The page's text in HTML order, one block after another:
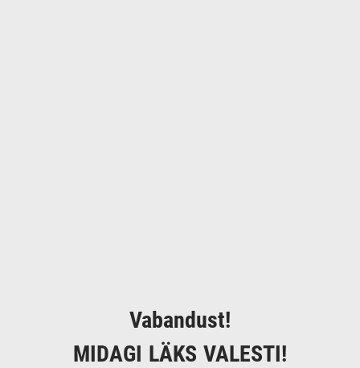
Vabandust!
MIDAGI LÄKS VALESTI!